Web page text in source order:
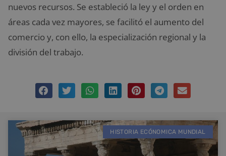
nuevos recursos. Se estableció la ley y el orden en
áreas cada vez mayores, se facilitó el aumento del
comercio y, con ello, la especialización regional y la
división del trabajo.
HISTORIA ECÓNOMICA MUNDIAL